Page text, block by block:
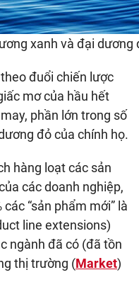
xanh và đại dương
đuổi chiến lược
mơ của hầu hết
phần lớn trong số
đỏ của chính họ.
hàng loạt các sản
các doanh nghiệp,
“sản phẩm mới” là
line extensions)
ngành đã có (đã tồn
thị trường (Market)